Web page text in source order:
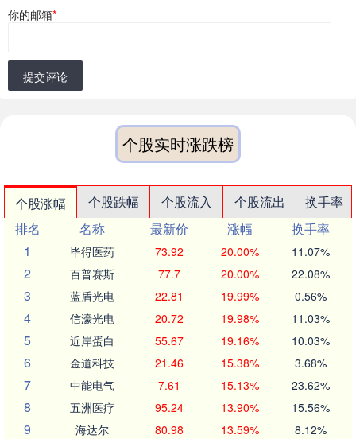
你的邮箱*
提交评论
个股实时涨跌榜
个股涨幅 个股跌幅 个股流入 个股流出
换手率
排名
名称 最新价 涨幅
换手率
1
毕得医药 73.92 20.00% 11.07%
2 百普赛斯 77.7 20.00% 22.08%
3 蓝盾光电 22.81 19.99% 0.56%
4 信濠光电 20.72 19.98% 11.03%
5 近岸蛋白 55.67 19.16% 10.03%
6 金道科技 21.46 15.38% 3.68%
7 中能电气 7.61 15.13% 23.62%
8 五洲医疗 95.24 13.90% 15.56%
9 海达尔 80.98 13.59% 8.12%